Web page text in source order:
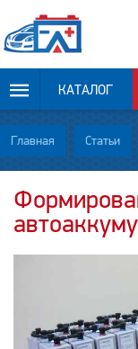
КАТАЛОГ
ОПЛАТА И
ДОСТАВКА
НОВОСТИ
Главная Статьи